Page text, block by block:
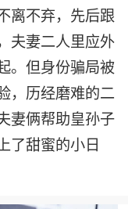
离不弃，先后跟
夫妻二人里应外
。但身份骗局被
，历经磨难的二
妻俩帮助皇孙子
了甜蜜的小日